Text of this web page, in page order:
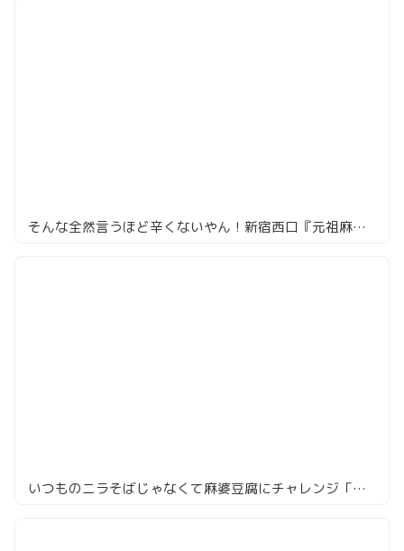
そんな全然言うほど辛くないやん！新宿西口『元祖麻婆豆腐 新宿店』の麻婆豆腐
いつものニラそばじゃなくて麻婆豆腐にチャレンジ「麻布 登龍」